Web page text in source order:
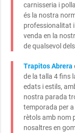
carnisseria i
és la nostra
professionalitat
venda en la
de qualsevol
Trapitos Abrera
de la talla 4 fins
edats i estils,
nostra parada
temporada per
rètols amb nom
nosaltres en